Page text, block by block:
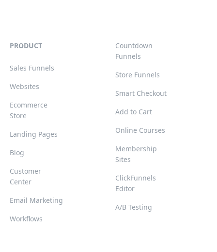
PRODUCT
Sales Funnels
Websites
Ecommerce
Store
Landing Pages
Blog
Customer
Center
Email Marketing
Workflows
Countdown
Funnels
Store Funnels
Smart Checkout
Add to Cart
Online Courses
Membership
Sites
ClickFunnels
Editor
A/B Testing